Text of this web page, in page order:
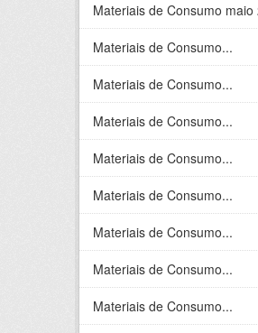
Materiais de Consumo maio
Materiais de Consumo...
Materiais de Consumo...
Materiais de Consumo...
Materiais de Consumo...
Materiais de Consumo...
Materiais de Consumo...
Materiais de Consumo...
Materiais de Consumo...